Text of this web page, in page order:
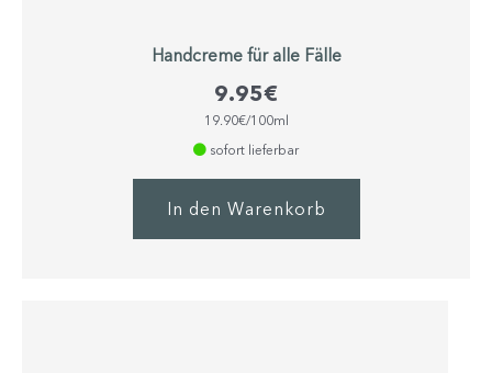
Handcreme für alle Fälle
9.95€
19.90€/100ml
sofort lieferbar
In den Warenkorb